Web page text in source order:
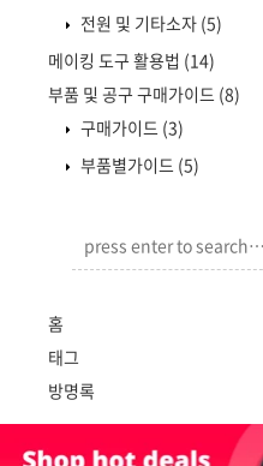
전원 및 기타소자 (5)
메이킹 도구 활용법 (14)
부품 및 공구 구매가이드 (8)
구매가이드 (3)
부품별가이드 (5)
홈
태그
방명록